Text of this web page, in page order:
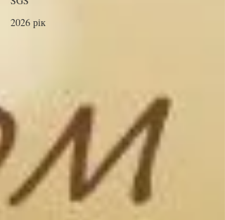
2026 рік